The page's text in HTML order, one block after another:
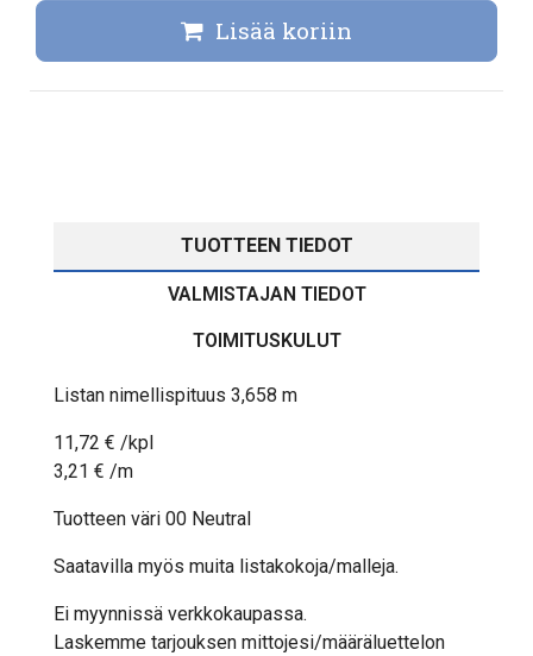
Lisää koriin
TUOTTEEN TIEDOT
VALMISTAJAN TIEDOT
TOIMITUSKULUT
Listan nimellispituus 3,658 m
11,72 € /kpl
3,21 € /m
Tuotteen väri 00 Neutral
Saatavilla myös muita listakokoja/malleja.
Ei myynnissä verkkokaupassa.
Laskemme tarjouksen mittojesi/määräluettelon